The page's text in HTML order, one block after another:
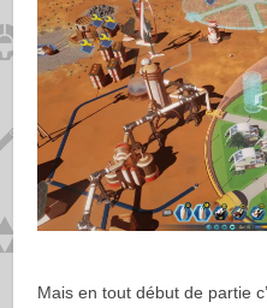
Mais en tout début de partie